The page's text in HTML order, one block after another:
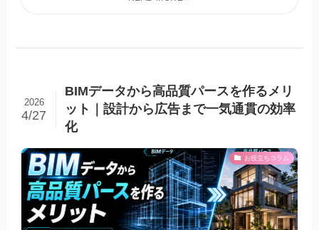
BIMデータから高品質パースを作るメリ
ット｜設計から広告まで一気通貫の効率
化
2026
4/27
お役立ちコラム